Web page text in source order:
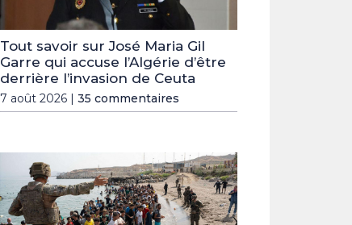
Tout savoir sur José Maria Gil
Garre qui accuse l’Algérie d’être
derrière l’invasion de Ceuta
7 août 2026 | 35 commentaires